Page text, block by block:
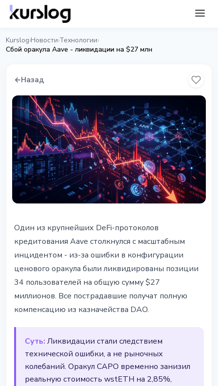
Kurslog›Новости›Технологии›
Сбой оракула Aave - ликвидации на $27 млн
←Назад
Сбой оракула Aave
спровоцировал ликвидации на
$27 млн в wstETH
11 марта 2026 г.2 мин чтения
Наталия Дорофеева
Один из крупнейших DeFi-протоколов
кредитования Aave столкнулся с масштабным
инцидентом - из-за ошибки в конфигурации
ценового оракула были ликвидированы позиции
34 пользователей на общую сумму $27
миллионов. Все пострадавшие получат полную
компенсацию из казначейства DAO.
Суть: Ликвидации стали следствием
технической ошибки, а не рыночных
колебаний. Оракул CAPO временно занизил
реальную стоимость wstETH на 2,85%,